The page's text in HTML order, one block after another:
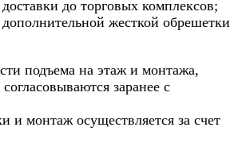
доставки до торговых комплексов;
дополнительной жесткой обрешетки
подъема на этаж и монтажа,
заранее с
и монтаж осуществляется за счет